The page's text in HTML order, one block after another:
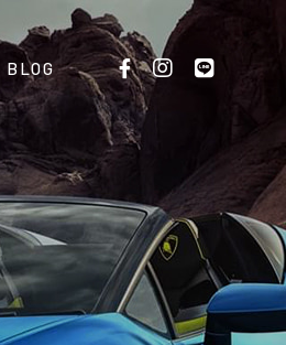
BLOG